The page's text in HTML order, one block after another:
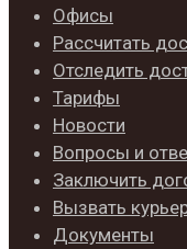
Офисы
Рассчитать
Отследить
Тарифы
Новости
Вопросы и
Заключить
Вызвать
Документы